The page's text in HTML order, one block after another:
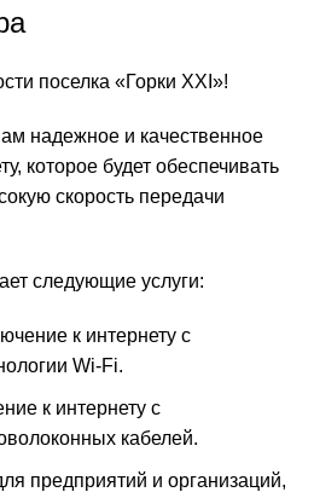
поселка «Горки XXI»!
надежное и качественное
которое будет обеспечивать
скорость передачи
следующие услуги:
к интернету с
Wi-Fi.
к интернету с
кабелей.
предприятий и организаций,